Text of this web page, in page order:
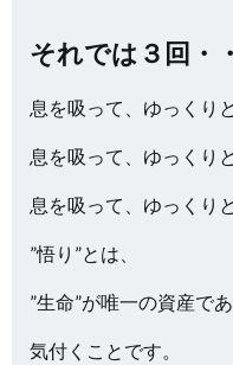
それでは３回・
息を吸って、ゆっくり
息を吸って、ゆっくり
息を吸って、ゆっくり
”悟り”とは、
”生命”が唯一の資産で
気付くことです。